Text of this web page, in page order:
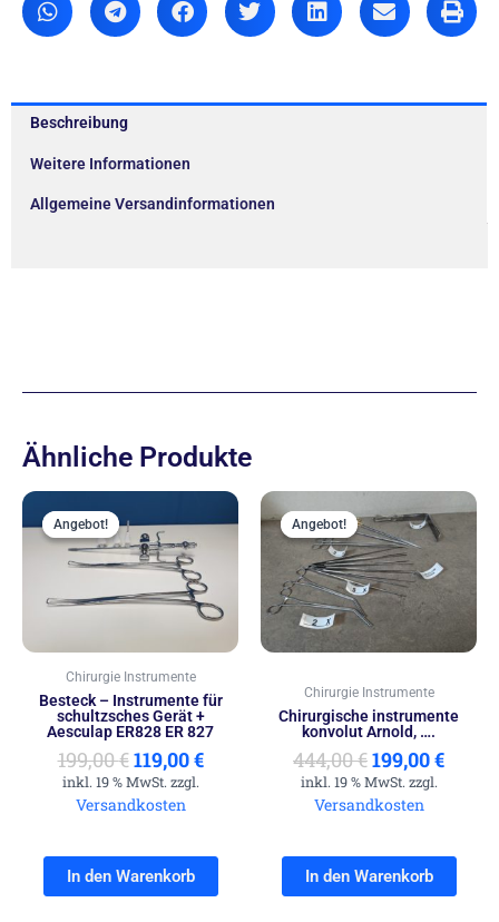
Beschreibung
Weitere Informationen
Allgemeine Versandinformationen
Ähnliche Produkte
Angebot!
Angebot!
Chirurgie Instrumente
Besteck – Instrumente für
schultzsches Gerät +
Aesculap ER828 ER 827
199,00€
Ursprünglicher
Preis
war:
199,00 €
119,00€
Aktueller
Preis
119,00 €.
inkl. 19 % MwSt. zzgl.
Versandkosten
In den Warenkorb
Angebot!
Angebot!
Chirurgie Instrumente
Chirurgische instrumente
konvolut Arnold, ….
444,00€
Preis
war:
444,00 €
199,00€
inkl. 19 % MwSt. zzgl.
Versandkosten
In den Warenkorb